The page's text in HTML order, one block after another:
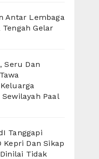
Antar Lembaga
Tengah Gelar
Seru Dan
Paal
Tanggapi
Kepri Dan Sikap
Dinilai Tidak